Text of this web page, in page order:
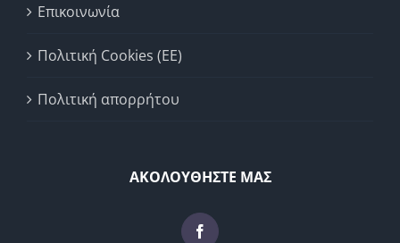
Επικοινωνία
Πολιτική Cookies (ΕΕ)
Πολιτική απορρήτου
ΑΚΟΛΟΥΘΗΣΤΕ ΜΑΣ